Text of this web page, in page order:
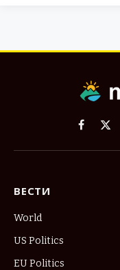
Facebook
X
ВЕСТИ
World
US Politics
EU Politics